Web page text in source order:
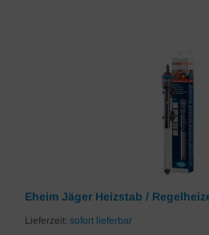
Eheim Jäger Heizstab /
Lieferzeit: sofort lieferbar